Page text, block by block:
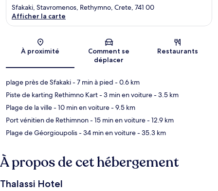
Carte
Sfakaki, Stavromenos, Rethymno, Crete, 741 00
Afficher la carte
À proximité
Comment se
déplacer
Restaurants
plage près de Sfakaki- 7 min à pied - 0.6 km
Piste de karting Rethimno Kart- 3 min en voiture- 3.5 km
Plage de la ville- 10 min en voiture- 9.5 km
Port vénitien de Rethimnon- 15 min en voiture- 12.9 km
Plage de Géorgioupolis- 34 min en voiture- 35.3 km
À propos de cet hébergement
Thalassi Hotel